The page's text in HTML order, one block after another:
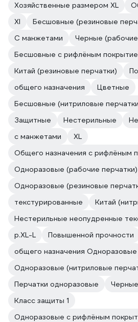
Хозяйственные размером XL
Xl
Бесшовные (резиновые
С манжетами
Черные
Бесшовные с рифлёным
Китай (резиновые перчатки)
общего назначения
Цветные
Бесшовные (нитриловые
Защитные
Нестерильные
с манжетами
XL
Общего назначения с рифлёным
Одноразовые (рабочие перчатки)
Одноразовые (резиновые
текстурированные
Китай
Нестерильные неопудренные
р.XL-L
Повышенной прочности
общего назначения Одноразовые
Одноразовые (нитриловые
Перчатки одноразовые
Класс защиты 1
Одноразовые с рифлёным